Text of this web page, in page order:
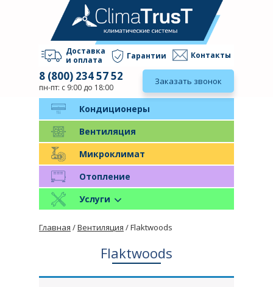
Доставка
и оплата
Гарантии Контакты
8 (800) 234 57 52
пн-пт: с 9:00 до 18:00
Заказать звонок
Кондиционеры
Вентиляция
Микроклимат
Отопление
Услуги
Главная /Вентиляция / Flaktwoods
Flaktwoods